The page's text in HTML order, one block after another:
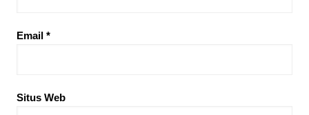
Email *
Situs Web